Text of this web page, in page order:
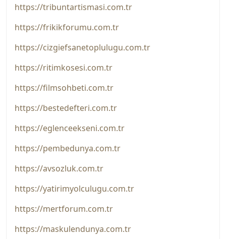
https://tribuntartismasi.com.tr
https://frikikforumu.com.tr
https://cizgiefsanetoplulugu.com.tr
https://ritimkosesi.com.tr
https://filmsohbeti.com.tr
https://bestedefteri.com.tr
https://eglenceekseni.com.tr
https://pembedunya.com.tr
https://avsozluk.com.tr
https://yatirimyolculugu.com.tr
https://mertforum.com.tr
https://maskulendunya.com.tr